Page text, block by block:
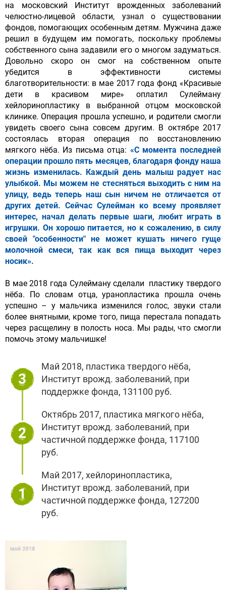
на московский Институт врожденных заболеваний
челюстно-лицевой области, узнал о существовании
фондов, помогающих особенным детям. Мужчина даже
решил в будущем им помогать, поскольку проблемы
собственного сына задавили его о многом задуматься.
Довольно скоро он смог на собственном опыте
убедится в эффективности системы
благотворительности: в мае 2017 года фонд «Красивые
дети в красивом мире» оплатил Сулейману
хейлоринопластику в выбранной отцом московской
клинике. Операция прошла успешно, и родители смогли
увидеть своего сына совсем другим. В октябре 2017
состоялась вторая операция по восстановлению
мягкого нёба. Из письма отца: «С момента последней
операции прошло пять месяцев, благодаря фонду наша
жизнь изменилась. Каждый день малыш радует нас
улыбкой. Мы можем не стесняться выходить с ним на
улицу, ведь теперь наш сын ничем не отличается от
других детей. Сейчас Сулейман ко всему проявляет
интерес, начал делать первые шаги, любит играть в
игрушки. Он хорошо питается, но к сожалению, в силу
своей "особенности" не может кушать ничего гуще
молочной смеси, так как вся пища выходит через
носик».
В мае 2018 года Сулейману сделали пластику твердого
нёба. По словам отца, уранопластика прошла очень
успешно – у мальчика изменился голос, звуки стали
более внятными, кроме того, пища перестала попадать
через расщелину в полость носа. Мы рады, что смогли
помочь этому мальчишке!
3
Май 2018, пластика твердого нёба,
Институт врожд. заболеваний, при
поддержке фонда, 131100 руб.
2
Октябрь 2017, пластика мягкого нёба,
Институт врожд. заболеваний, при
частичной поддержке фонда, 117100
руб.
1
Май 2017, хейлоринопластика,
Институт врожд. заболеваний, при
частичной поддержке фонда, 127200
руб.